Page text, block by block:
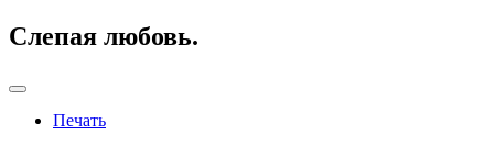
Слепая любовь.
Печать